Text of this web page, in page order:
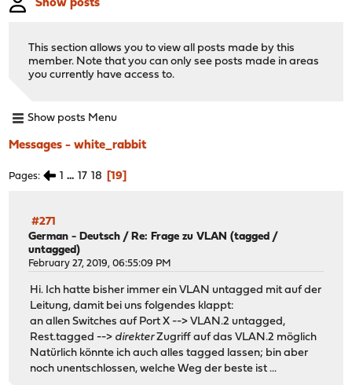
Show posts
This section allows you to view all posts made by this
member. Note that you can only see posts made in areas
you currently have access to.
Show posts Menu
Messages - white_rabbit
Pages 1 ... 17 18 19
#271
German - Deutsch / Re: Frage zu VLAN (tagged /
untagged)
February 27, 2019, 06:55:09 PM
Hi. Ich hatte bisher immer ein VLAN untagged mit auf der
Leitung, damit bei uns folgendes klappt:
an allen Switches auf Port X --> VLAN.2 untagged,
Rest.tagged --> direkterZugriff auf das VLAN.2 möglich
Natürlich könnte ich auch alles tagged lassen; bin aber
noch unentschlossen, welche Weg der beste ist ...